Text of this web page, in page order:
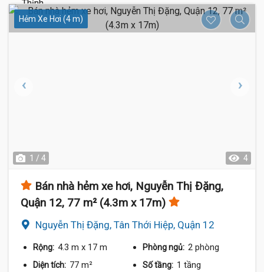
Hẻm Xe Hơi (4 m)
1 / 4 4
Bán nhà hẻm xe hơi, Nguyễn Thị Đặng,
Quận 12, 77 m² (4.3m x 17m)
Nguyễn Thị Đặng, Tân Thới Hiệp, Quận 12
Rộng: 4.3 m x 17 m Phòng ngủ: 2 phòng
Diện tích: 77 m² Số tầng: 1 tầng